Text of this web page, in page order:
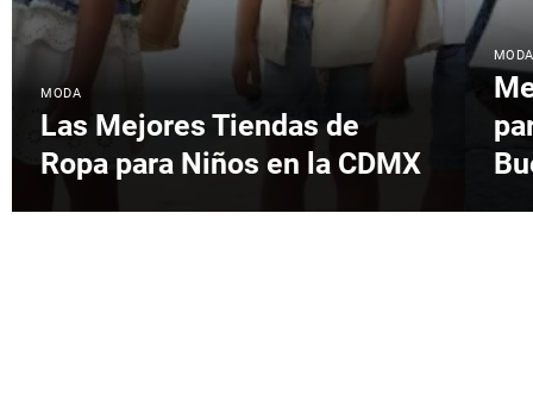
MODA
Las Mejores Tiendas de
Ropa para Niños en la CDMX
MODA